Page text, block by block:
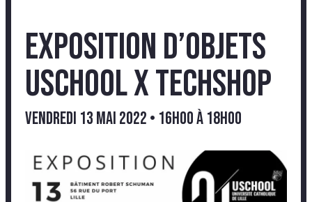
Exposition d’objets
USCHOOL x Techshop
vendredi 13 mai 2022 • 16h00à18h00